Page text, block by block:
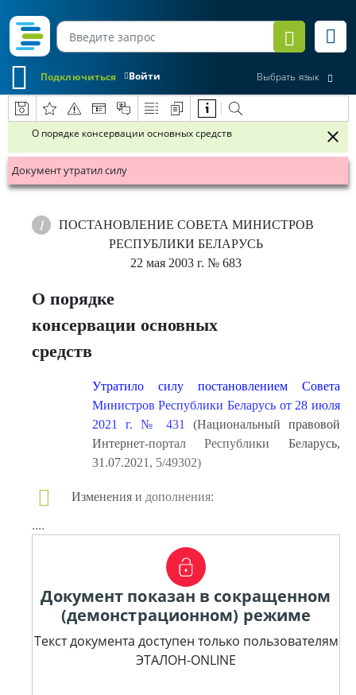
Войти
Подключиться Выбрать язык
О порядке консервации основных средств
Документ утратил силу
ПОСТАНОВЛЕНИЕ СОВЕТА МИНИСТРОВ
РЕСПУБЛИКИ БЕЛАРУСЬ
22 мая 2003 г. № 683
О порядке
консервации основных
средств
Утратило силу постановлением Совета
Министров Республики Беларусь от 28 июля
2021 г. № 431
(Национальный правовой
Интернет-портал Республики Беларусь,
31.07.2021, 5/49302)
Изменения и дополнения:
....
Документ показан в сокращенном
(демонстрационном) режиме
Текст документа доступен только пользователям
ЭТАЛОН-ONLINE